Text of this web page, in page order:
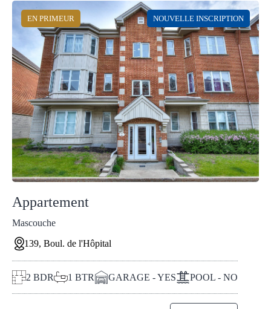
EN PRIMEUR NOUVELLE INSCRIPTION
Appartement
Mascouche
139, Boul. de l'Hôpital
2 BDR 1 BTR GARAGE - YES POOL - NO